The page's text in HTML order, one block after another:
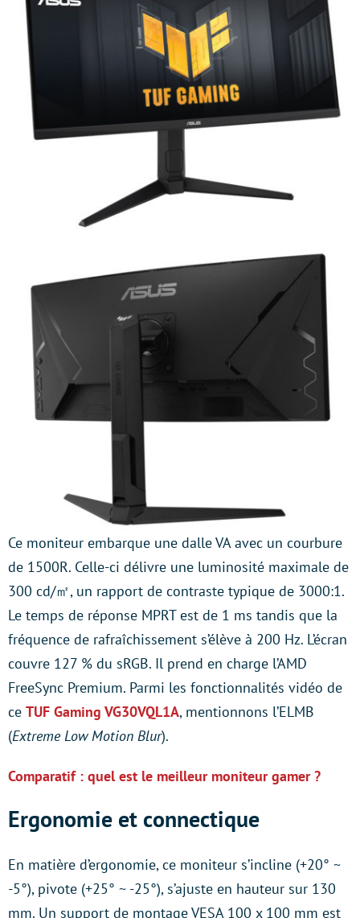
Ce moniteur embarque une dalle VA avec un courbure
de 1500R. Celle-ci délivre une luminosité maximale de
300 cd/㎡, un rapport de contraste typique de 3000:1.
Le temps de réponse MPRT est de 1 ms tandis que la
fréquence de rafraîchissement s’élève à 200 Hz. L’écran
couvre 127 % du sRGB. Il prend en charge l’AMD
FreeSync Premium. Parmi les fonctionnalités vidéo de
ce TUF Gaming VG30VQL1A, mentionnons l’ELMB
(Extreme Low Motion Blur).
Comparatif : quel est le meilleur moniteur gamer ?
Ergonomie et connectique
En matière d’ergonomie, ce moniteur s’incline (+20° ~
-5°), pivote (+25° ~ -25°), s’ajuste en hauteur sur 130
mm. Un support de montage VESA 100 x 100 mm est